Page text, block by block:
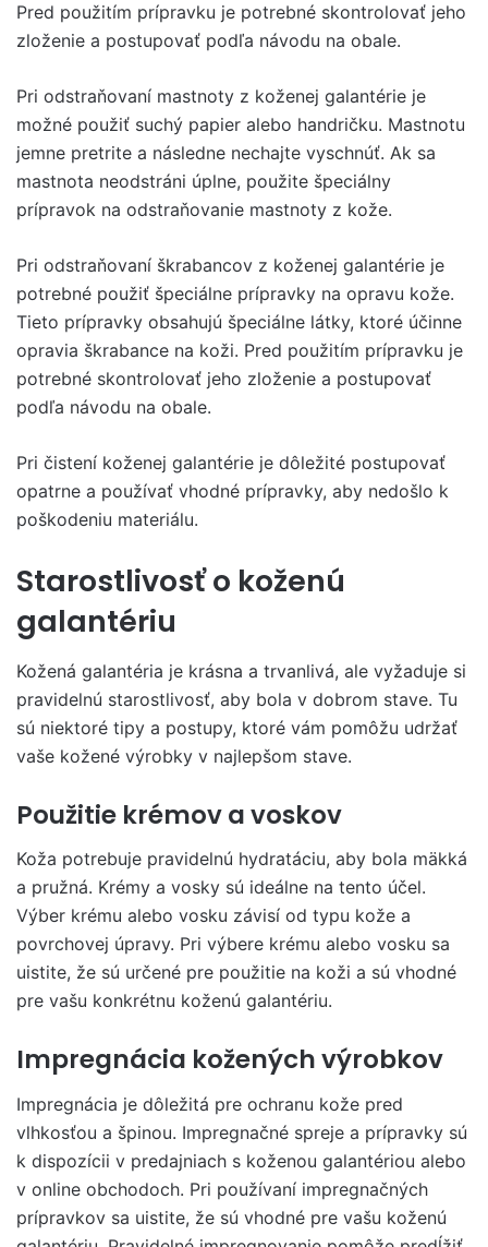
Pred použitím prípravku je potrebné skontrolovať jeho
zloženie a postupovať podľa návodu na obale.
Pri odstraňovaní mastnoty z koženej galantérie je
možné použiť suchý papier alebo handričku. Mastnotu
jemne pretrite a následne nechajte vyschnúť. Ak sa
mastnota neodstráni úplne, použite špeciálny
prípravok na odstraňovanie mastnoty z kože.
Pri odstraňovaní škrabancov z koženej galantérie je
potrebné použiť špeciálne prípravky na opravu kože.
Tieto prípravky obsahujú špeciálne látky, ktoré účinne
opravia škrabance na koži. Pred použitím prípravku je
potrebné skontrolovať jeho zloženie a postupovať
podľa návodu na obale.
Pri čistení koženej galantérie je dôležité postupovať
opatrne a používať vhodné prípravky, aby nedošlo k
poškodeniu materiálu.
Starostlivosť o koženú
galantériu
Kožená galantéria je krásna a trvanlivá, ale vyžaduje si
pravidelnú starostlivosť, aby bola v dobrom stave. Tu
sú niektoré tipy a postupy, ktoré vám pomôžu udržať
vaše kožené výrobky v najlepšom stave.
Použitie krémov a voskov
Koža potrebuje pravidelnú hydratáciu, aby bola mäkká
a pružná. Krémy a vosky sú ideálne na tento účel.
Výber krému alebo vosku závisí od typu kože a
povrchovej úpravy. Pri výbere krému alebo vosku sa
uistite, že sú určené pre použitie na koži a sú vhodné
pre vašu konkrétnu koženú galantériu.
Impregnácia kožených výrobkov
Impregnácia je dôležitá pre ochranu kože pred
vlhkosťou a špinou. Impregnačné spreje a prípravky sú
k dispozícii v predajniach s koženou galantériou alebo
v online obchodoch. Pri používaní impregnačných
prípravkov sa uistite, že sú vhodné pre vašu koženú